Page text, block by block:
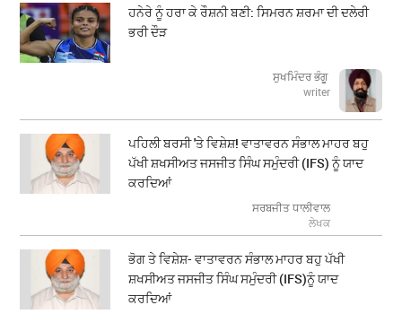
ਹਨੇਰੇ ਨੂੰ ਹਰਾ ਕੇ ਰੌਸ਼ਨੀ ਬਣੀ: ਸਿਮਰਨ ਸ਼ਰਮਾ ਦੀ ਦਲੇਰੀ
ਭਰੀ ਦੌੜ
ਸੁਖਮਿੰਦਰ ਭੰਗੂ
writer
ਪਹਿਲੀ ਬਰਸੀ 'ਤੇ ਵਿਸ਼ੇਸ਼! ਵਾਤਾਵਰਨ ਸੰਭਾਲ ਮਾਹਰ ਬਹੁ
ਪੱਖੀ ਸ਼ਖਸੀਅਤ ਜਸਜੀਤ ਸਿੰਘ ਸਮੁੰਦਰੀ (IFS) ਨੂੰ ਯਾਦ
ਕਰਦਿਆਂ
ਸਰਬਜੀਤ ਧਾਲੀਵਾਲ
ਲੇਖਕ
ਭੋਗ ਤੇ ਵਿਸ਼ੇਸ਼- ਵਾਤਾਵਰਨ ਸੰਭਾਲ ਮਾਹਰ ਬਹੁ ਪੱਖੀ
ਸ਼ਖਸੀਅਤ ਜਸਜੀਤ ਸਿੰਘ ਸਮੁੰਦਰੀ (IFS)ਨੂੰ ਯਾਦ
ਕਰਦਿਆਂ